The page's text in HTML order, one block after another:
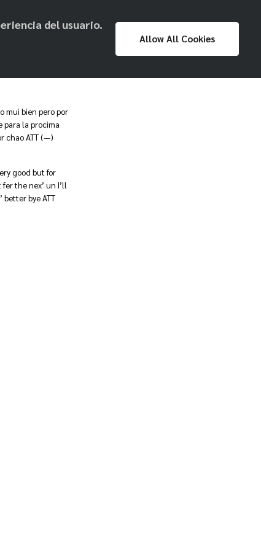
Prensa
Exposiciones
Museo Nacional
mui bien pero por
para la procima
chao ATT (—)
good but for
the nex’ un I’ll
better bye ATT
del usuario.
Allow All Cookies